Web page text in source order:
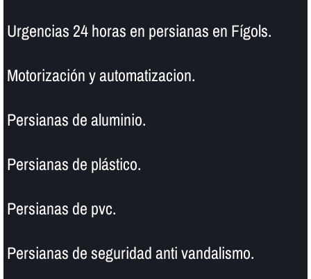
Urgencias 24 horas en persianas en Fígols.
Motorización y automatizacion.
Persianas de aluminio.
Persianas de plástico.
Persianas de pvc.
Persianas de seguridad anti vandalismo.